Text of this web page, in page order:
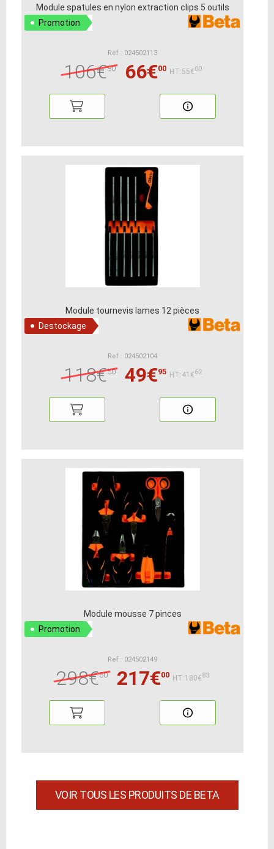
Module spatules en nylon extraction clips 5 outils
Promotion
Ref : 024502113
106€80 66€00 HT:55€00
Module tournevis lames 12 pièces
Destockage
Ref : 024502104
118€50 49€95 HT:41€62
Module mousse 7 pinces
Promotion
Ref : 024502149
298€50 217€00 HT:180€83
VOIR TOUS LES PRODUITS DE BETA